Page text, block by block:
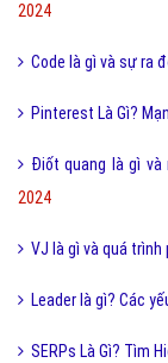
2024
Code là gì và sự ra
Pinterest Là Gì?
Điốt quang là gì và
2024
VJ là gì và quá
Leader là gì? Các
SERPs Là Gì? Tìm